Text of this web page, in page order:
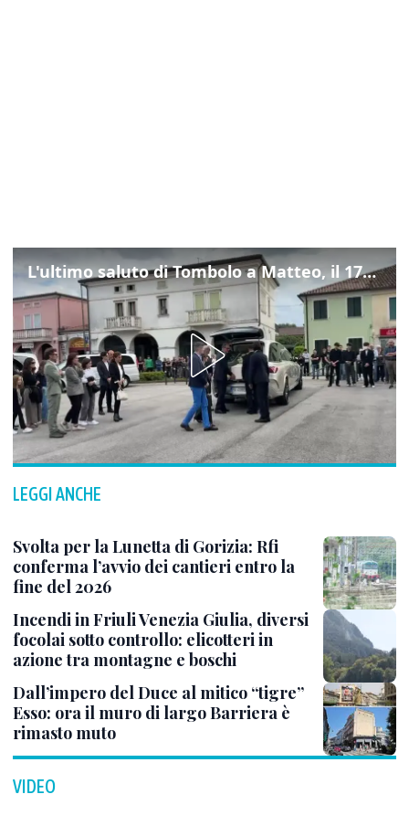
L'ultimo saluto di Tombolo a Matteo, il 17enne morto di tumore. Il video
LEGGI ANCHE
Svolta per la Lunetta di Gorizia: Rfi
conferma l’avvio dei cantieri entro la
fine del 2026
Incendi in Friuli Venezia Giulia, diversi
focolai sotto controllo: elicotteri in
azione tra montagne e boschi
Dall’impero del Duce al mitico “tigre”
Esso: ora il muro di largo Barriera è
rimasto muto
VIDEO